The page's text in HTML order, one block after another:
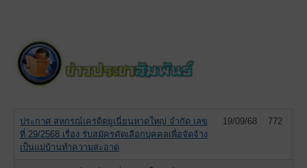
ประกาศ สหกรณ์เครดิตยูเนี่ยนหาดใหญ่ จำกัด เลข
ที่ 29/2568 เรื่อง รับสมัครคัดเลือกบุคคลเพื่อจัดจ้าง
เป็นแม่บ้านทำความสะอาด
19/09/68 772